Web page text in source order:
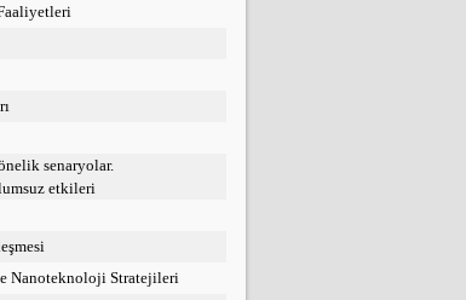
senaryolar.
etkileri
Nanoteknoloji Stratejileri